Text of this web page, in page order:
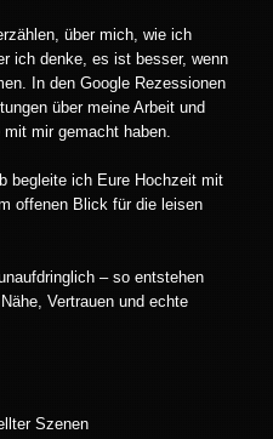
über mich, wie ich
ich denke, es ist besser, wenn
In den Google Rezessionen
über meine Arbeit und
mir gemacht haben.
begleite ich Eure Hochzeit mit
offenen Blick für die leisen
– so entstehen
Vertrauen und echte
Szenen